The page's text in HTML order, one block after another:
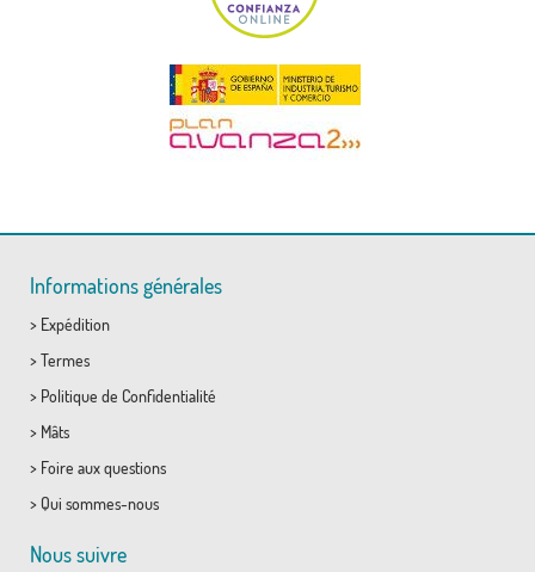
Informations générales
> Expédition
> Termes
> Politique de Confidentialité
> Mâts
> Foire aux questions
> Qui sommes-nous
Nous suivre